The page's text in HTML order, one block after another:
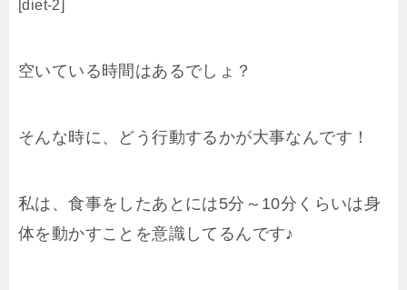
[diet-2]
空いている時間はあるでしょ？
そんな時に、どう行動するかが大事なんです！
私は、食事をしたあとには5分～10分くらいは身
体を動かすことを意識してるんです♪